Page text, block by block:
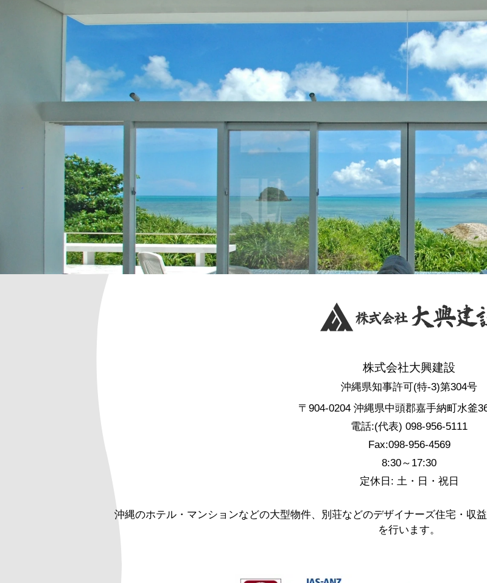
株式会社大興建設
沖縄県知事許可(特-3)第304号
〒904-0204 沖縄県中頭郡嘉手納町水釜
電話:(代表) 098-956-5111
Fax:098-956-4569
8:30～17:30
定休日: 土・日・祝日
沖縄のホテル・マンションなどの大型物件、別荘などのデザイナーズ住宅・収
を行います。